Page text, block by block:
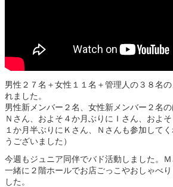
男性２７名＋女性１１名＋管理人の３８名
れました。
男性新メンバー２名、女性新メンバー２名
Ｎさん、およそ４か月ぶりにＩさん、およそ
１か月半ぶりにＫさん、Ｎさんも参加して
うございました）
今週もジュニア同伴でバド活動しました。
一緒に２階ホールでお店ごっこやおしゃべ
した。